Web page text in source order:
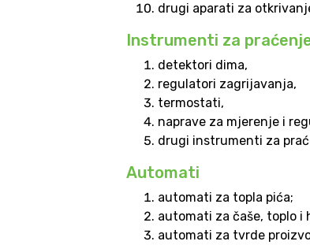
drugi aparati za
Instrumenti za
detektori dima,
regulatori zagrijavanja,
termostati,
naprave za mjerenje i
drugi instrumenti za
Automati
automati za topla pića;
automati za čaše, toplo i
automati za tvrde